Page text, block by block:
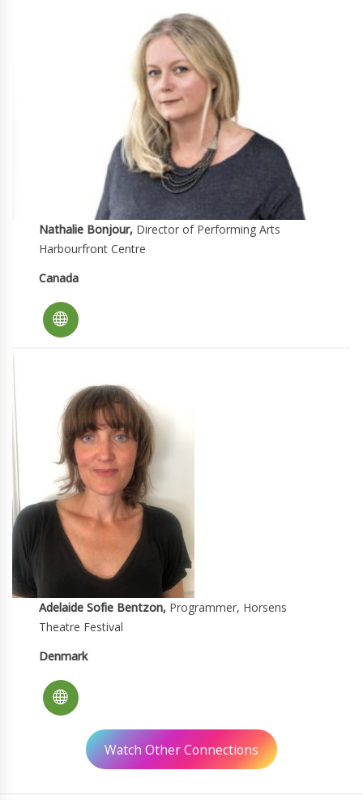
Nathalie Bonjour, Director of Performing Arts
Harbourfront Centre
Canada
Adelaide Sofie Bentzon, Programmer, Horsens
Theatre Festival
Denmark
Watch Other Connections